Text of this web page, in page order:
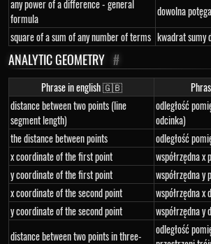
any power of a difference - general
formula
dowolna
square of a sum of any number of terms kwadrat sumy
ANALYTIC GEOMETRY #
Phrase in english 🇬🇧
distance between two points (line
segment length)
odległość
odcinka)
the distance between points
odległość
x coordinate of the first point
współrzędna x
y coordinate of the first point
współrzędna y
x coordinate of the second point
współrzędna x
y coordinate of the second point
współrzędna y
distance between two points in three-
odległość